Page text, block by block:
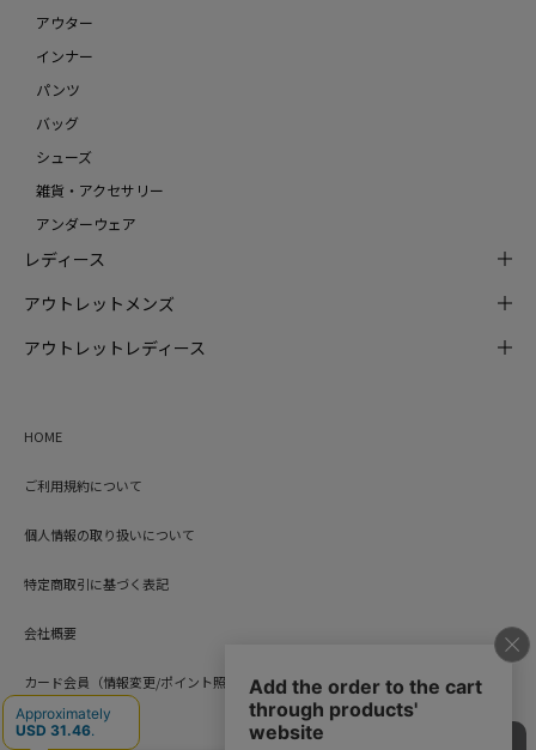
アウター
インナー
パンツ
バッグ
シューズ
雑貨・アクセサリー
アンダーウェア
レディース
アウトレットメンズ
アウトレットレディース
HOME
ご利用規約について
個人情報の取り扱いについて
特定商取引に基づく表記
会社概要
カード会員（情報変更/ポイント照会）
お問い合わせ